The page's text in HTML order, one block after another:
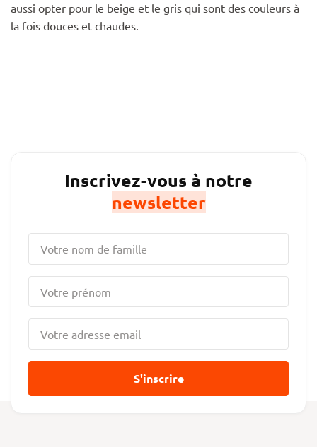
aussi opter pour le beige et le gris qui sont des couleurs à
la fois douces et chaudes.
Inscrivez-vous à notre
newsletter
S'inscrire